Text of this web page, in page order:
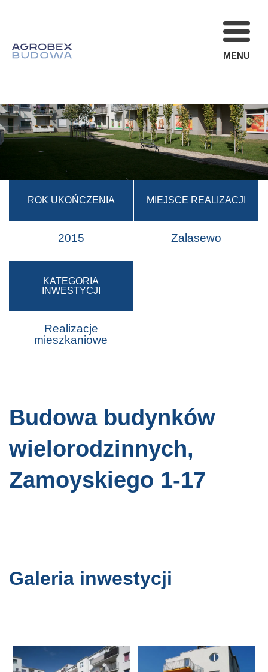
MENU
AKTUALNOŚCI
STREFA
OFERTA
KARIERA
KONTAKT
ROK UKOŃCZENIA
2015
MIEJSCE REALIZACJI
Zalasewo
KATEGORIA
INWESTYCJI
Realizacje
mieszkaniowe
Budowa budynków
wielorodzinnych,
Zamoyskiego 1-17
Galeria inwestycji